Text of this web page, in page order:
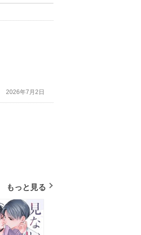
2026年7月2日
もっと見る